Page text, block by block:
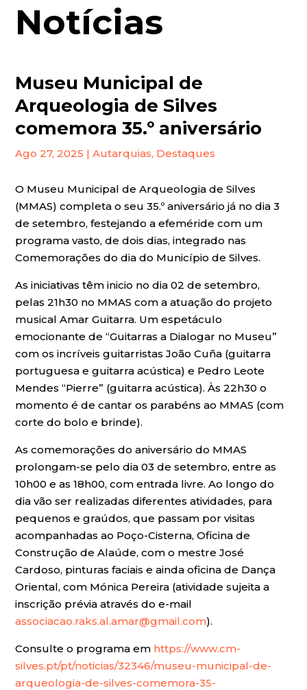
Notícias
Museu Municipal de
Arqueologia de Silves
comemora 35.º aniversário
Ago 27, 2025 |Autarquias, Destaques
O Museu Municipal de Arqueologia de Silves
(MMAS) completa o seu 35.º aniversário já no dia 3
de setembro, festejando a efeméride com um
programa vasto, de dois dias, integrado nas
Comemorações do dia do Município de Silves.
As iniciativas têm inicio no dia 02 de setembro,
pelas 21h30 no MMAS com a atuação do projeto
musical Amar Guitarra. Um espetáculo
emocionante de “Guitarras a Dialogar no Museu”
com os incríveis guitarristas João Cuña (guitarra
portuguesa e guitarra acústica) e Pedro Leote
Mendes “Pierre” (guitarra acústica). Às 22h30 o
momento é de cantar os parabéns ao MMAS (com
corte do bolo e brinde).
As comemorações do aniversário do MMAS
prolongam-se pelo dia 03 de setembro, entre as
10h00 e as 18h00, com entrada livre. Ao longo do
dia vão ser realizadas diferentes atividades, para
pequenos e graúdos, que passam por visitas
acompanhadas ao Poço-Cisterna, Oficina de
Construção de Alaúde, com o mestre José
Cardoso, pinturas faciais e ainda oficina de Dança
Oriental, com Mónica Pereira (atividade sujeita a
inscrição prévia através do e-mail
associacao.raks.al.amar@gmail.com).
Consulte o programa em https://www.cm-
silves.pt/pt/noticias/32346/museu-municipal-de-
arqueologia-de-silves-comemora-35-